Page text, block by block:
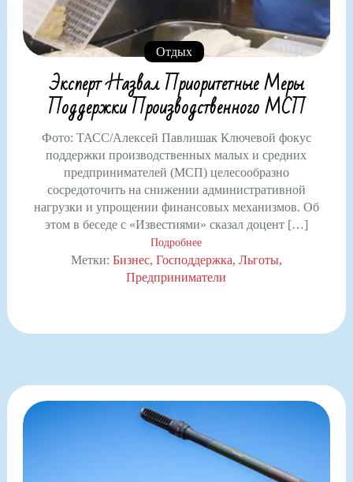
Отдых
Эксперт Назвал Приоритетные Меры
Поддержки Производственного МСП
Фото: ТАСС/Алексей Павлишак Ключевой фокус
поддержки производственных малых и средних
предпринимателей (МСП) целесообразно
сосредоточить на снижении административной
нагрузки и упрощении финансовых механизмов. Об
этом в беседе с «Известиями» сказал доцент […]
Подробнее
Метки: Бизнес Господдержка Льготы
Предприниматели